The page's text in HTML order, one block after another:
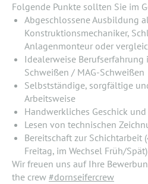
Folgende Punkte sollten Sie im
Abgeschlossene Ausbildung
Konstruktionsmechaniker,
Anlagenmonteur oder
Idealerweise
Schweißen / MAG-Schweißen
Selbstständige, sorgfältige
Arbeitsweise
Handwerkliches Geschick
Lesen von technischen
Bereitschaft zur Schichtarbeit
Freitag, im Wechsel Früh/Spät)
Wir freuen uns auf Ihre
the crew #dornseifercrew